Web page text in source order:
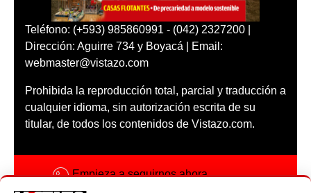
Teléfono: (+593) 985860991 - (042) 2327200 |
Dirección: Aguirre 734 y Boyacá | Email:
webmaster@vistazo.com
Prohibida la reproducción total, parcial y traducción a
cualquier idioma, sin autorización escrita de su
titular, de todos los contenidos de Vistazo.com.
Empieza a seguirnos ahora